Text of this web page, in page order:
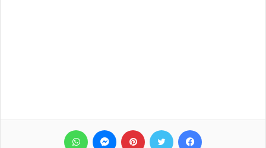
فيسبوك تويتر بينتيريست ماسنجر